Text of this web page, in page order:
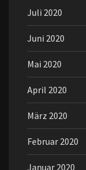
Juli 2020
Juni 2020
Mai 2020
April 2020
März 2020
Februar 2020
Januar 2020